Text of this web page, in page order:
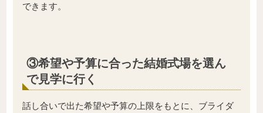
できます。
③希望や予算に合った結婚式場を選ん
で見学に行く
話し合いで出た希望や予算の上限をもとに、ブライダ